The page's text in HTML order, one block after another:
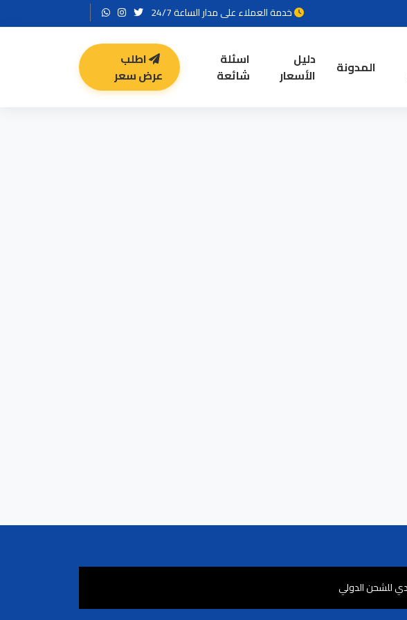
خدمة العملاء على مدار الساعة 24/7
المدونة
دليل
الأسعار
اسئلة
شائعة
اطلب
عرض سعر